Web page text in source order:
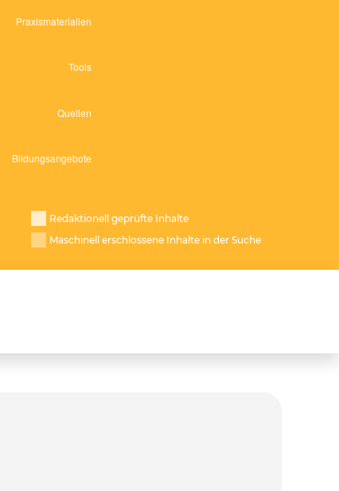
Redaktionell geprüfte Inhalte
Maschinell erschlossene Inhalte in der Suche